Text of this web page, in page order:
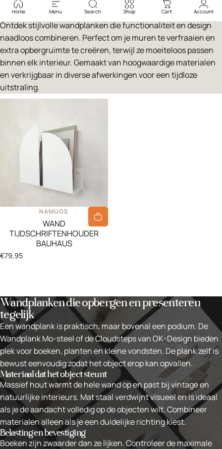
Home Menu Search Shop Cart Account
Ontdek stijlvolle wandplanken die functionaliteit en design
naadloos combineren. Perfect om je muren te verfraaien en
extra opbergruimte te creëren, terwijl ze moeiteloos passen
binnen elk interieur. Gemaakt van hoogwaardige materialen
en verkrijgbaar in diverse afwerkingen voor een tijdloze
uitstraling.
LEVERANCIER:
NAMUOS
WAND
TIJDSCHRIFTENHOUDER
BAUHAUS
€79,95
Wandplanken die opbergen en presenteren
tegelijk
Een wandplank is praktisch, maar bovenal een podium. De
Wandplank Mo-steel of de Cloudsteps van OK-Design bieden
plek voor boeken, planten en kleine vondsten. De plank zelf is
bewust eenvoudig zodat het object erop kan opvallen.
Materiaal dat het object steunt
Massief hout warmt de hele wand op en past bij vintage en
natuurlijke interieurs. Mat staal verdwijnt visueel en is ideaal
als je de aandacht volledig op de objecten wilt. Combineer
materialen alleen als je een duidelijke richting kiest.
Belasting en bevestiging
Boeken zijn zwaarder dan ze lijken. Controleer de maximale